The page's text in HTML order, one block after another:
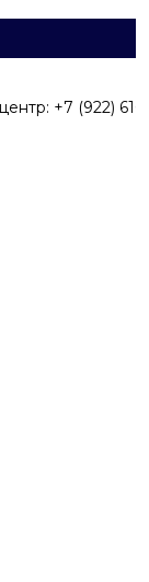
+7 (922)